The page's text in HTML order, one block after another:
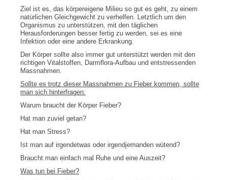
Ziel ist es, das körpereigene Milieu so gut es geht, zu einem
natürlichen Gleichgewicht zu verhelfen. Letztlich um den
Organismus zu unterstützen, mit den täglichen
Herausforderungen besser fertig zu werden, sei es eine
Infektion oder eine andere Erkrankung.
Der Körper sollte also immer gut unterstützt werden mit den
richtigen Vitalstoffen, Darmflora-Aufbau und entstressenden
Massnahmen.
Sollte es trotz dieser Massnahmen zu Fieber kommen, sollte
man sich hinterfragen:
Warum braucht der Körper Fieber?
Hat man zuviel getan?
Hat man Stress?
Ist man auf irgendetwas oder irgendjemanden wütend?
Braucht man einfach mal Ruhe und eine Auszeit?
Was tun bei Fieber?